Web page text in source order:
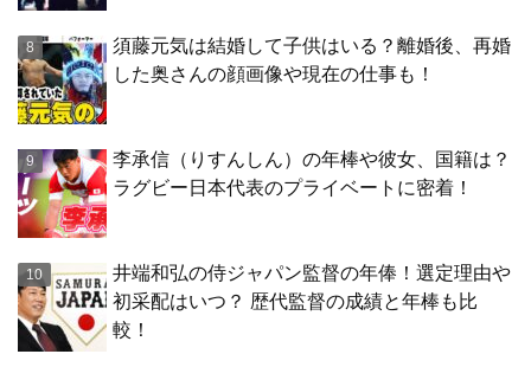
須藤元気は結婚して子供はいる？離婚後、再婚
した奥さんの顔画像や現在の仕事も！
李承信（りすんしん）の年棒や彼女、国籍は？
ラグビー日本代表のプライベートに密着！
井端和弘の侍ジャパン監督の年俸！選定理由や
初采配はいつ？ 歴代監督の成績と年棒も比
較！